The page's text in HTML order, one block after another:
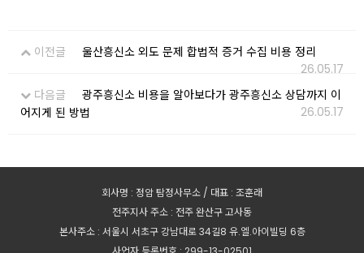
이전글
울산흥신소 외도 문제 합법적 증거 수집 비용 정리
26.05.17
다음글
광주흥신소 비용을 알아보다가 광주흥신소 상담까지 이
어지게 된 방법
26.05.17
회사명 : 정암 탐정사무소 / 대표 : 조훈래
전주지사 주소 : 전주 완산구 고사동
본사주소 : 서울시 서초구 강남대로 34길8 유.엘.아이빌딩 6층